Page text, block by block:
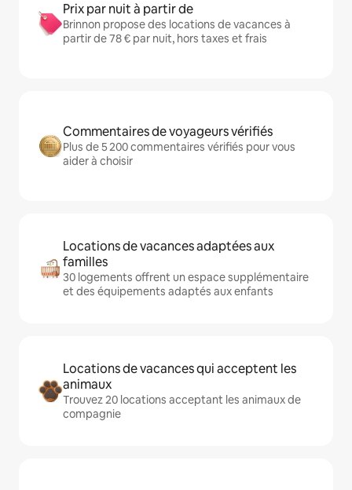
Prix par nuit à partir de
Brinnon propose des locations de vacances à
partir de 78 € par nuit, hors taxes et frais
Commentaires de voyageurs vérifiés
Plus de 5 200 commentaires vérifiés pour vous
aider à choisir
Locations de vacances adaptées aux
familles
30 logements offrent un espace supplémentaire
et des équipements adaptés aux enfants
Locations de vacances qui acceptent les
animaux
Trouvez 20 locations acceptant les animaux de
compagnie